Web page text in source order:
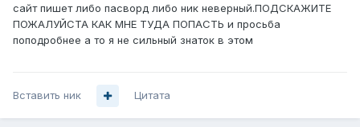
сайт пишет либо пасворд либо ник неверный.ПОДСКАЖИТЕ
ПОЖАЛУЙСТА КАК МНЕ ТУДА ПОПАСТЬ и просьба
поподробнее а то я не сильный знаток в этом
Вставить ник Цитата